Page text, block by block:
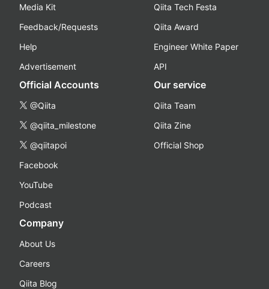
Media Kit
Feedback/Requests
Help
Advertisement
Qiita Tech Festa
Qiita Award
Engineer White Paper
API
Official Accounts
@Qiita
@qiita_milestone
@qiitapoi
Facebook
YouTube
Podcast
Our service
Qiita Team
Qiita Zine
Official Shop
Company
About Us
Careers
Qiita Blog